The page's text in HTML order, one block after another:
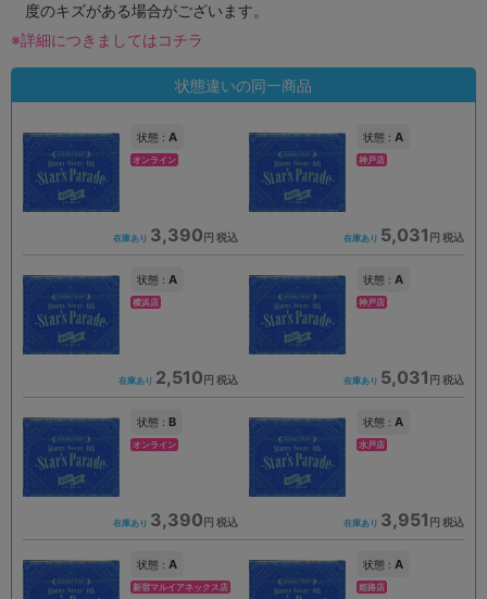
度のキズがある場合がございます。
※詳細につきましてはコチラ
状態違いの同一商品
状態 : A
オンライン
在庫あり 3,390円 税込
状態 : A
神戸店
在庫あり 5,031 円 税込
状態 : A
横浜店
在庫あり 2,510円 税込
状態 : A
神戸店
在庫あり 5,031 円 税込
状態 : B
オンライン
在庫あり 3,390円 税込
状態 : A
水戸店
在庫あり 3,951 円 税込
状態 : A
新宿マルイアネックス店
状態 : A
姫路店